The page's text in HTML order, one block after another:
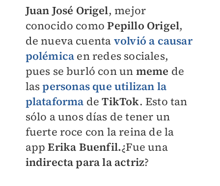
Juan José Origel, mejor
conocido comoPepillo Origel,
de nueva cuenta volvió a causar
polémica en redes sociales,
pues se burló con un meme de
laspersonas que utilizan la
plataforma deTikTok. Esto tan
sólo a unos días de tener un
fuerte roce con la reina de la
appErika Buenfil.¿Fue una
indirecta para la actriz?